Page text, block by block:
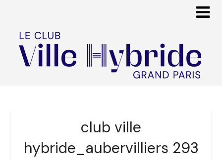
club ville
hybride_aubervilliers 293